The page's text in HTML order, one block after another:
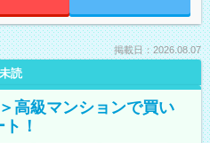
掲載日：2026.08.07
未読
高級マンションで買い
！